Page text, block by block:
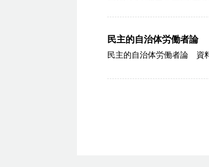
民主的自治体労働者論
民主的自治体労働者論 資